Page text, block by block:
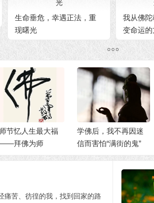
生命垂危，幸遇正法，重
现曙光
我从佛
变命运
节忆人生最大福
拜佛为师
学佛后，我不再因迷
信而害怕“满街的鬼”
痛苦、彷徨的我，找到回家的路